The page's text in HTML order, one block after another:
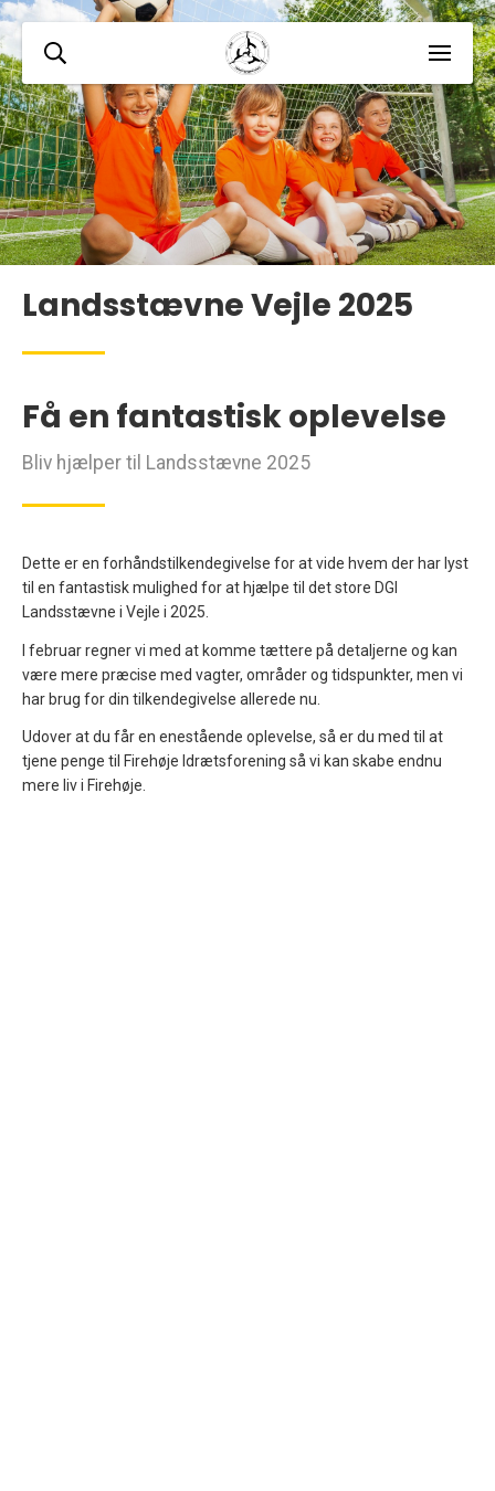
Landsstævne Vejle 2025
Få en fantastisk oplevelse
Bliv hjælper til Landsstævne 2025
Dette er en forhåndstilkendegivelse for at vide hvem der har lyst
til en fantastisk mulighed for at hjælpe til det store DGI
Landsstævne i Vejle i 2025.
I februar regner vi med at komme tættere på detaljerne og kan
være mere præcise med vagter, områder og tidspunkter, men vi
har brug for din tilkendegivelse allerede nu.
Udover at du får en enestående oplevelse, så er du med til at
tjene penge til Firehøje Idrætsforening så vi kan skabe endnu
mere liv i Firehøje.